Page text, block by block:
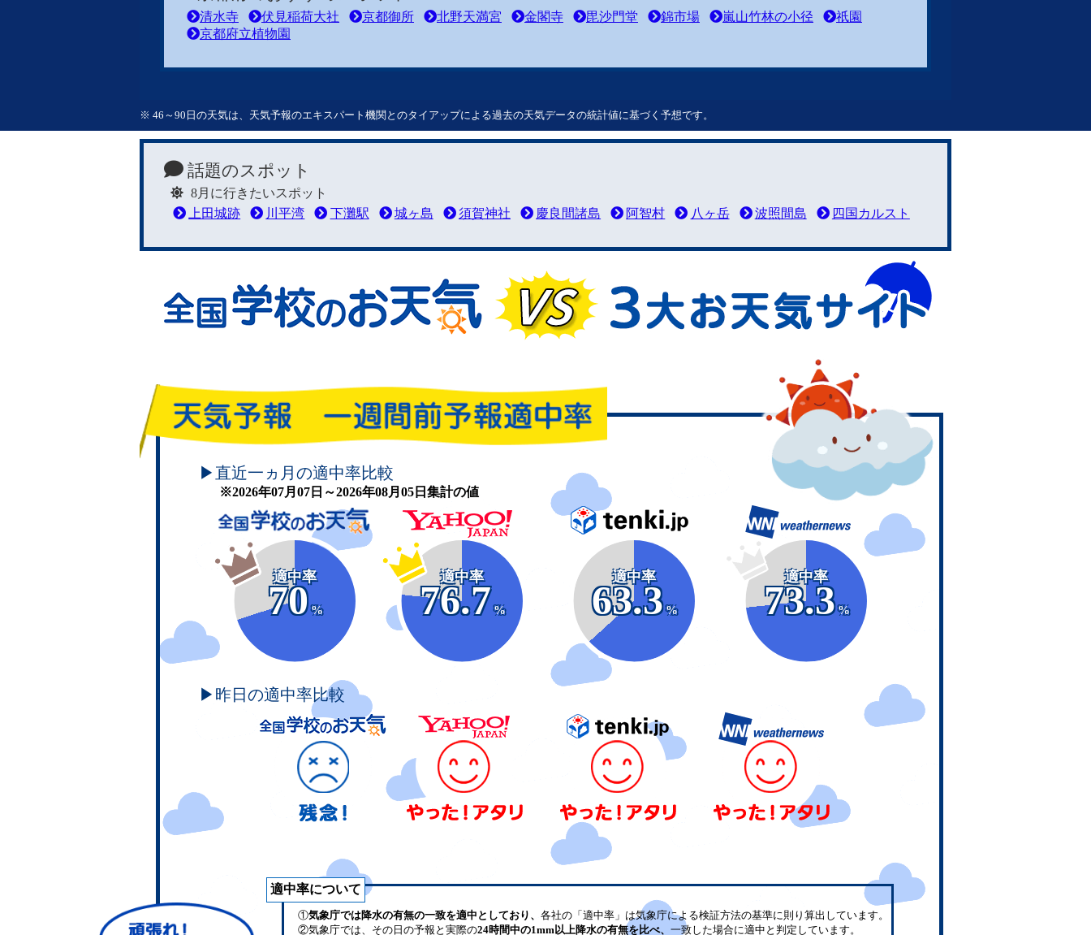
清水寺 伏見稲荷大社 京都御所 北野天満宮 金閣寺 毘沙門堂 錦市場 嵐山竹林の小径
祇園
京都府立植物園
※ 46～90日の天気は、天気予報のエキスパート機関とのタイアップによる過去の天気データの統計値に基づく予想です。
話題のスポット
8月に行きたいスポット
上田城跡
川平湾 下灘駅 城ヶ島 須賀神社 慶良間諸島 阿智村 八ヶ岳 波照間島 四国カルスト
頑張れ！学校のお天気
▶直近一ヵ月の適中率比較
※2026年07月07日～2026年08月05日集計の値
適中率
70
%
適中率
76.7
%
適中率
63.3
%
適中率
73.3
%
▶昨日の適中率比較
適中率について
①気象庁では降水の有無の一致を適中としており、 各社の「適中率」は気象庁による検証方法の基準に則り算出しています。
②気象庁では、その日の予報と実際の24時間中の1mm以上降水の有無を比べ、 一致した場合に適中と判定しています。